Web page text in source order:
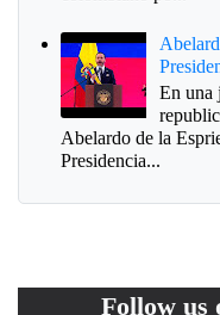
En una
Abelardo de la
Presidencia...
Follow us